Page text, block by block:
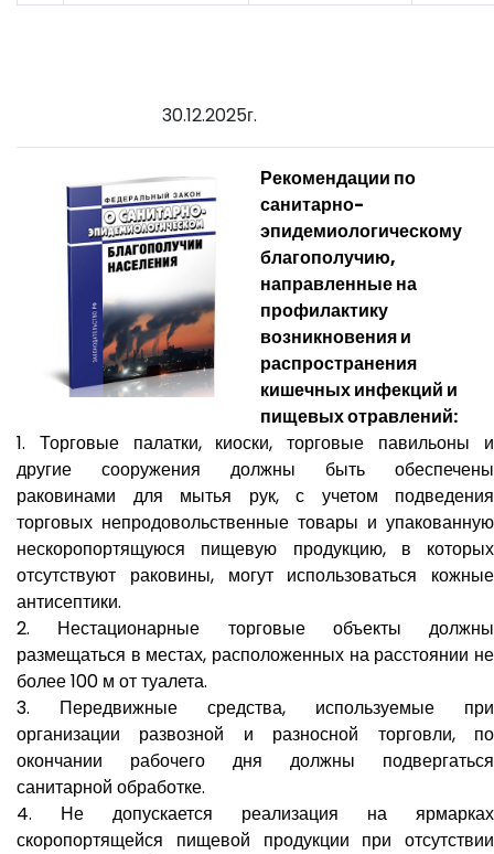
30.12.2025г.
Рекомендации по
санитарно-
эпидемиологическому
благополучию,
направленные на
профилактику
возникновения и
распространения
кишечных инфекций и
пищевых отравлений:
1. Торговые палатки, киоски, торговые павильоны и
другие сооружения должны быть обеспечены
раковинами для мытья рук, с учетом подведения
торговых непродовольственные товары и упакованную
нескоропортящуюся пищевую продукцию, в которых
отсутствуют раковины, могут использоваться кожные
антисептики.
2. Нестационарные торговые объекты должны
размещаться в местах, расположенных на расстоянии не
более 100 м от туалета.
3. Передвижные средства, используемые при
организации развозной и разносной торговли, по
окончании рабочего дня должны подвергаться
санитарной обработке.
4. Не допускается реализация на ярмарках
скоропортящейся пищевой продукции при отсутствии